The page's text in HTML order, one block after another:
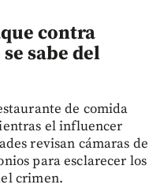
contra
sabe del
de comida
el influencer
revisan cámaras de
para esclarecer los
crimen.